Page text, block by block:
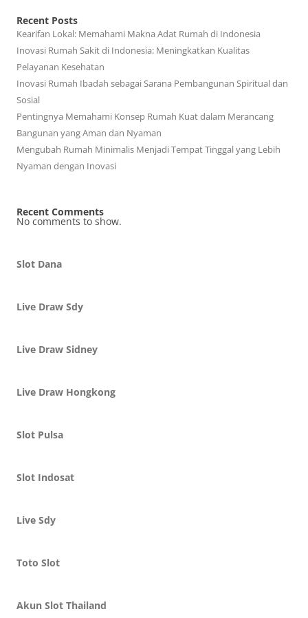
Recent Posts
Kearifan Lokal: Memahami Makna Adat Rumah di Indonesia
Inovasi Rumah Sakit di Indonesia: Meningkatkan Kualitas
Pelayanan Kesehatan
Inovasi Rumah Ibadah sebagai Sarana Pembangunan Spiritual dan
Sosial
Pentingnya Memahami Konsep Rumah Kuat dalam Merancang
Bangunan yang Aman dan Nyaman
Mengubah Rumah Minimalis Menjadi Tempat Tinggal yang Lebih
Nyaman dengan Inovasi
Recent Comments
No comments to show.
Slot Dana
Live Draw Sdy
Live Draw Sidney
Live Draw Hongkong
Slot Pulsa
Slot Indosat
Live Sdy
Toto Slot
Akun Slot Thailand